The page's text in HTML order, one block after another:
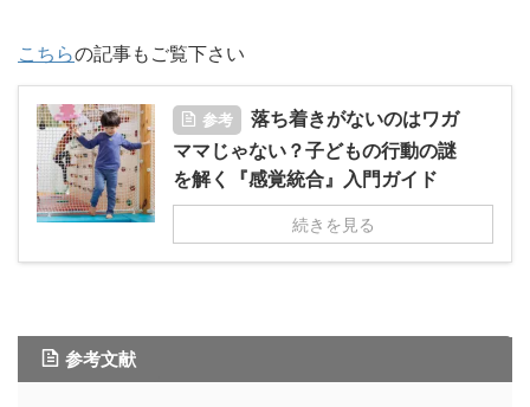
こちらの記事もご覧下さい
参考
落ち着きがないのはワガ
ママじゃない？子どもの行動の謎
を解く『感覚統合』入門ガイド
続きを見る
参考文献